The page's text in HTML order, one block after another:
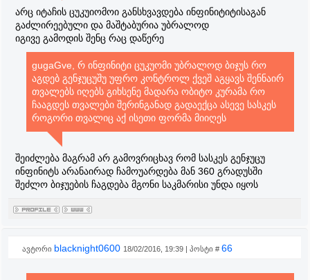
არც იტაჩის ცუკუიომოი განსხვავდება ინფინიტიტისაგან
გაძლირეებული და მაშტაბურია უბრალოდ
იგივე გამოდის შენც რაც დაწერე
gugaGve, რ ინფინიტი ცუკუომი უბრალოდ ბიჯუს რო
აგდებ გენჯუცუშუ უფრო კონტროლ ქვეშ აგყავს შენნაირ
თვალებს იღებს გიხსენე მადარა ობიტო კურამა რო
ჩააგდეს თვალები შერინგანად გადაექცა ასევე სასკეს
როგორი თვალიც აქ ისეთი ფორმა მიიღეს
შეიძლება მაგრამ არ გამოვრიცხავ რომ სასკეს გენჯუცუ
ინფინიტს არანაირად ჩამოუარდება მან 360 გრადუსში
შეძლო ბიჯუების ჩაგდება მგონი საკმარისი უნდა იყოს
ავტორი blacknight0600 18/02/2016, 19:39 | პოსტი # 66